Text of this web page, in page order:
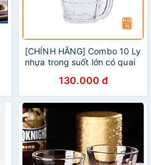
[CHÍNH HÃNG] Combo 10 Ly
nhựa trong suốt lớn có quai
130.000 đ